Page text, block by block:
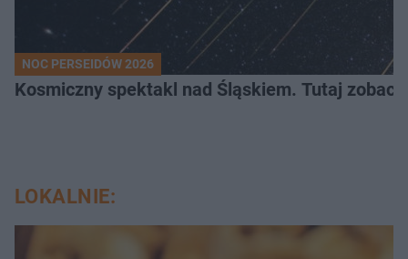
NOC PERSEIDÓW 2026
Kosmiczny spektakl nad Śląskiem. Tutaj
LOKALNIE: